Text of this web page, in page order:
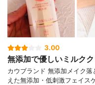
3.00
無添加で優しいミルク
カウブランド 無添加メイク
えた無添加・低刺激フェイス